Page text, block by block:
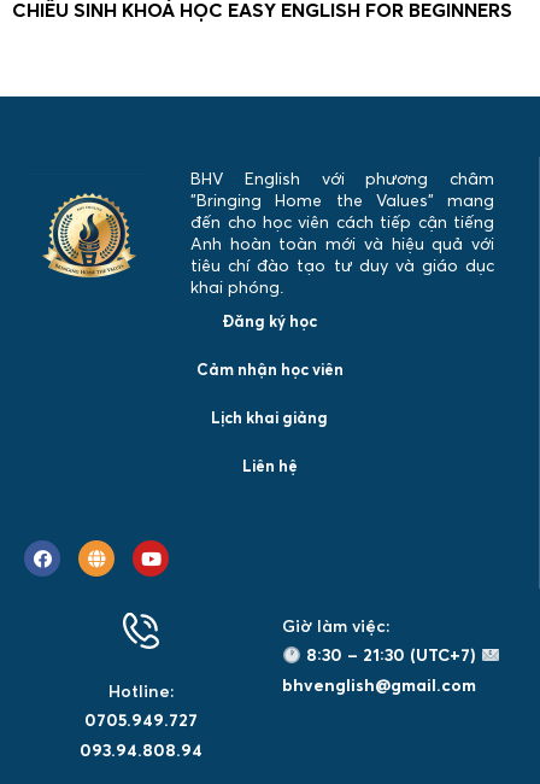
CHIÊU SINH KHOÁ HỌC EASY ENGLISH FOR BEGINNERS
BHV English với phương châm
"Bringing Home the Values" mang
đến cho học viên cách tiếp cận tiếng
Anh hoàn toàn mới và hiệu quả với
tiêu chí đào tạo tư duy và giáo dục
khai phóng.
Đăng ký học
Cảm nhận học viên
Lịch khai giảng
Liên hệ
Hotline:
0705.949.727
093.94.808.94
Giờ làm việc:
8:30 – 21:30 (UTC+7)
bhvenglish@gmail.com